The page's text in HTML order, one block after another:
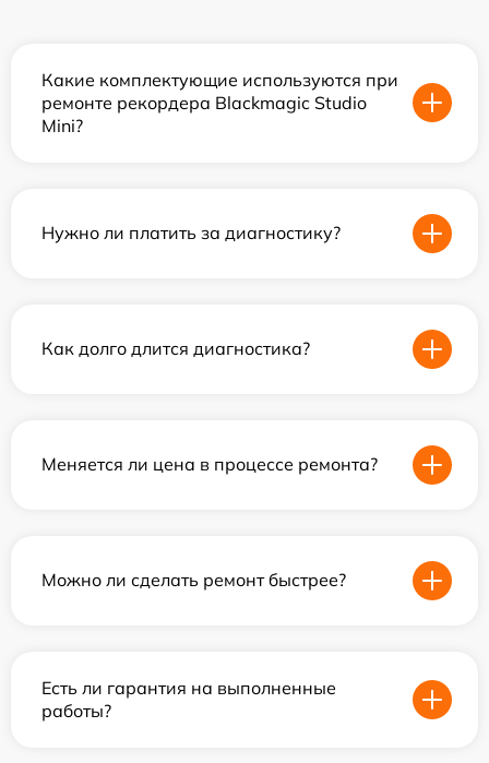
Какие комплектующие используются при
ремонте рекордера Blackmagic Studio
Mini?
Нужно ли платить за диагностику?
Как долго длится диагностика?
Меняется ли цена в процессе ремонта?
Можно ли сделать ремонт быстрее?
Есть ли гарантия на выполненные
работы?